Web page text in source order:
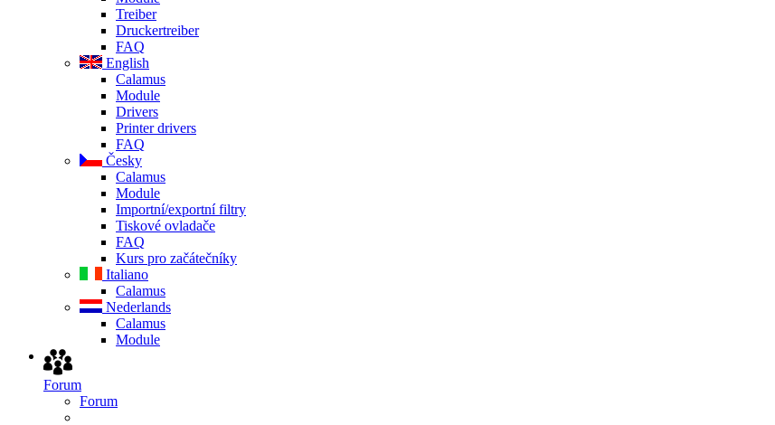
Treiber
Druckertreiber
FAQ
English
Calamus
Module
Drivers
Printer drivers
FAQ
Česky
Calamus
Module
Importní/exportní filtry
Tiskové ovladače
FAQ
Kurs pro začátečníky
Italiano
Calamus
Nederlands
Calamus
Module
Forum
Forum